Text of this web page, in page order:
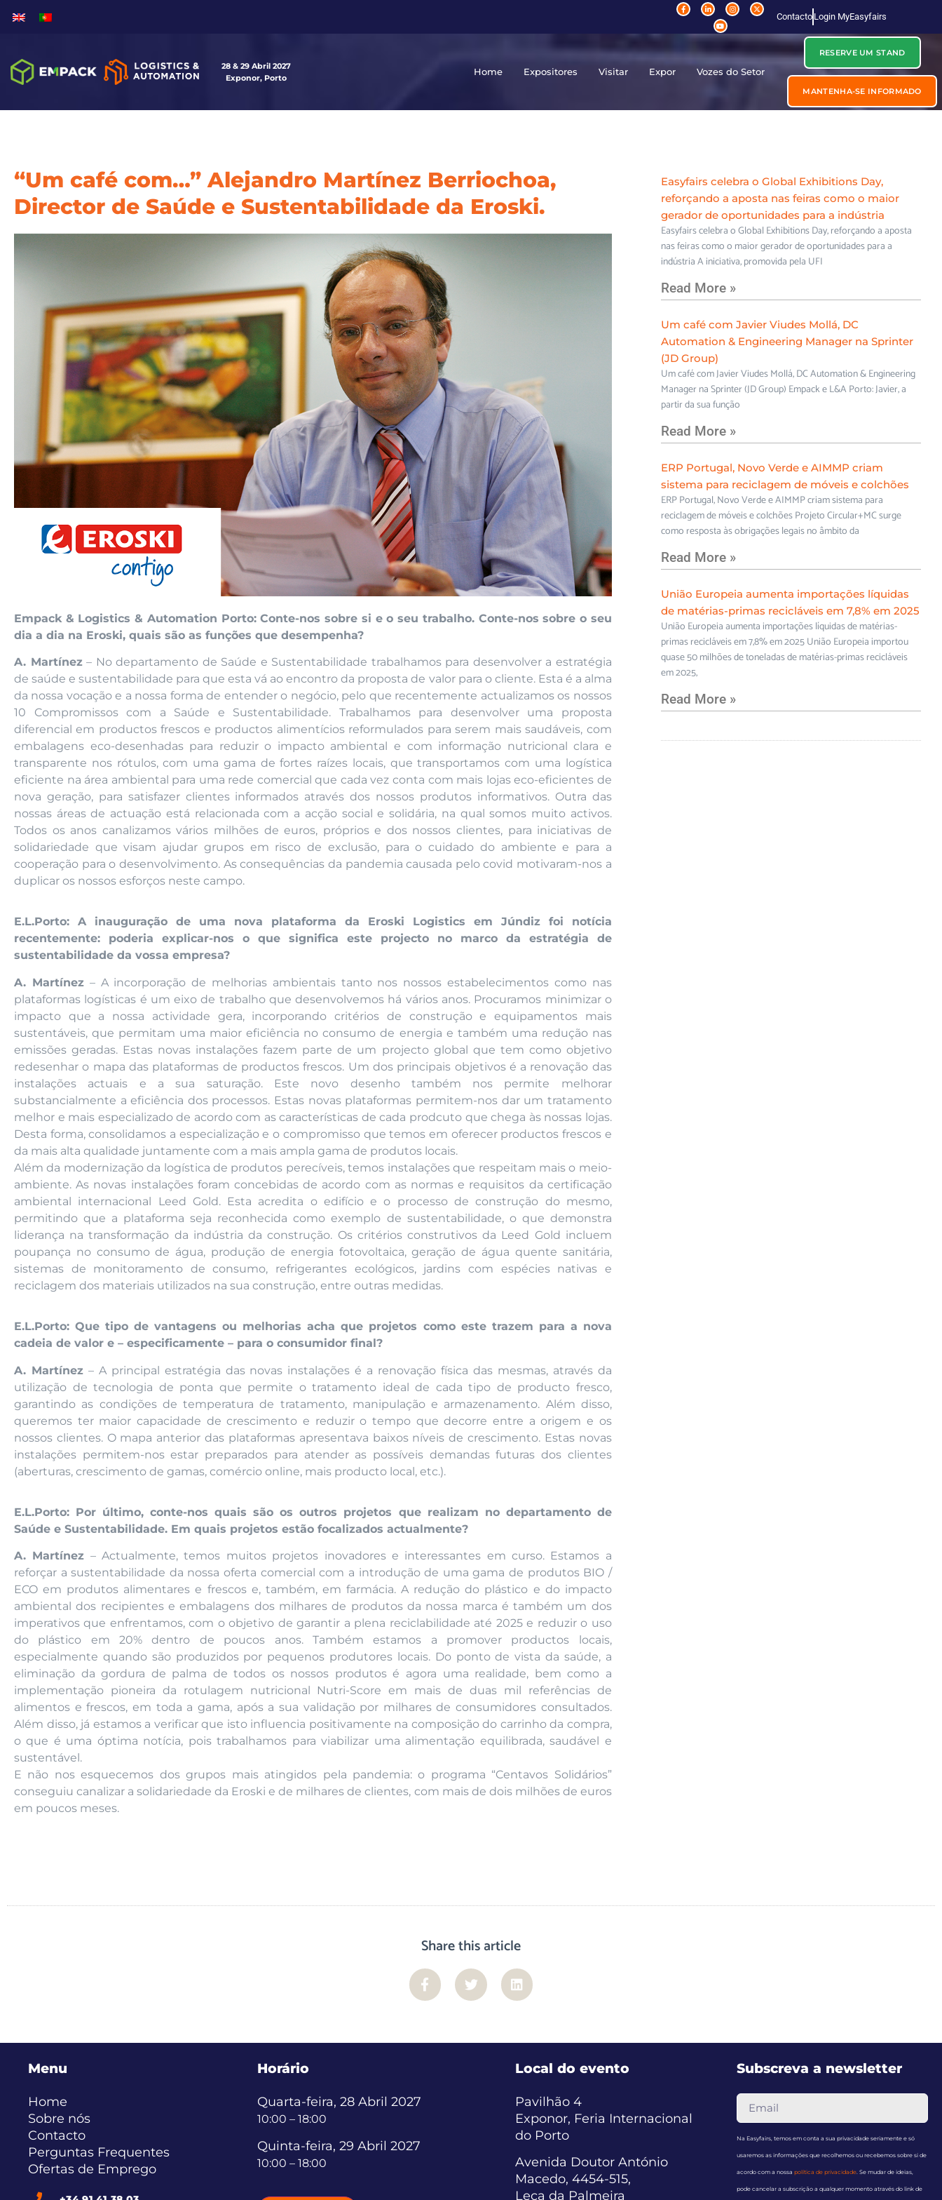
Contacto Login MyEasyfairs
28 & 29 Abril 2027
Exponor, Porto
Home Expositores Visitar Expor Vozes do Setor
RESERVE UM STAND
MANTENHA-SE INFORMADO
“Um café com…” Alejandro Martínez Berriochoa,
Director de Saúde e Sustentabilidade da Eroski.
Empack & Logistics & Automation Porto: Conte-nos sobre si e o seu trabalho. Conte-nos sobre o seu
dia a dia na Eroski, quais são as funções que desempenha?
A. Martínez– No departamento de Saúde e Sustentabilidade trabalhamos para desenvolver a estratégia
de saúde e sustentabilidade para que esta vá ao encontro da proposta de valor para o cliente. Esta é a alma
da nossa vocação e a nossa forma de entender o negócio, pelo que recentemente actualizamos os nossos
10 Compromissos com a Saúde e Sustentabilidade. Trabalhamos para desenvolver uma proposta
diferencial em productos frescos e productos alimentícios reformulados para serem mais saudáveis, com
embalagens eco-desenhadas para reduzir o impacto ambiental e com informação nutricional clara e
transparente nos rótulos, com uma gama de fortes raízes locais, que transportamos com uma logística
eficiente na área ambiental para uma rede comercial que cada vez conta com mais lojas eco-eficientes de
nova geração, para satisfazer clientes informados através dos nossos produtos informativos. Outra das
nossas áreas de actuação está relacionada com a acção social e solidária, na qual somos muito activos.
Todos os anos canalizamos vários milhões de euros, próprios e dos nossos clientes, para iniciativas de
solidariedade que visam ajudar grupos em risco de exclusão, para o cuidado do ambiente e para a
cooperação para o desenvolvimento. As consequências da pandemia causada pelo covid motivaram-nos a
duplicar os nossos esforços neste campo.
E.L.Porto: A inauguração de uma nova plataforma da Eroski Logistics em Júndiz foi notícia
recentemente: poderia explicar-nos o que significa este projecto no marco da estratégia de
sustentabilidade da vossa empresa?
A. Martínez– A incorporação de melhorias ambientais tanto nos nossos estabelecimentos como nas
plataformas logísticas é um eixo de trabalho que desenvolvemos há vários anos. Procuramos minimizar o
impacto que a nossa actividade gera, incorporando critérios de construção e equipamentos mais
sustentáveis, que permitam uma maior eficiência no consumo de energia e também uma redução nas
emissões geradas. Estas novas instalações fazem parte de um projecto global que tem como objetivo
redesenhar o mapa das plataformas de productos frescos. Um dos principais objetivos é a renovação das
instalações actuais e a sua saturação. Este novo desenho também nos permite melhorar
substancialmente a eficiência dos processos. Estas novas plataformas permitem-nos dar um tratamento
melhor e mais especializado de acordo com as características de cada prodcuto que chega às nossas lojas.
Desta forma, consolidamos a especialização e o compromisso que temos em oferecer productos frescos e
da mais alta qualidade juntamente com a mais ampla gama de produtos locais.
Além da modernização da logística de produtos perecíveis, temos instalações que respeitam mais o meio-
ambiente. As novas instalações foram concebidas de acordo com as normas e requisitos da certificação
ambiental internacional Leed Gold. Esta acredita o edifício e o processo de construção do mesmo,
permitindo que a plataforma seja reconhecida como exemplo de sustentabilidade, o que demonstra
liderança na transformação da indústria da construção. Os critérios construtivos da Leed Gold incluem
poupança no consumo de água, produção de energia fotovoltaica, geração de água quente sanitária,
sistemas de monitoramento de consumo, refrigerantes ecológicos, jardins com espécies nativas e
reciclagem dos materiais utilizados na sua construção, entre outras medidas.
E.L.Porto: Que tipo de vantagens ou melhorias acha que projetos como este trazem para a nova
cadeia de valor e – especificamente – para o consumidor final?
A. Martínez– A principal estratégia das novas instalações é a renovação física das mesmas, através da
utilização de tecnologia de ponta que permite o tratamento ideal de cada tipo de producto fresco,
garantindo as condições de temperatura de tratamento, manipulação e armazenamento. Além disso,
queremos ter maior capacidade de crescimento e reduzir o tempo que decorre entre a origem e os
nossos clientes. O mapa anterior das plataformas apresentava baixos níveis de crescimento. Estas novas
instalações permitem-nos estar preparados para atender as possíveis demandas futuras dos clientes
(aberturas, crescimento de gamas, comércio online, mais producto local, etc.).
E.L.Porto: Por último, conte-nos quais são os outros projetos que realizam no departamento de
Saúde e Sustentabilidade. Em quais projetos estão focalizados actualmente?
A. Martínez – Actualmente, temos muitos projetos inovadores e interessantes em curso. Estamos a
reforçar a sustentabilidade da nossa oferta comercial com a introdução de uma gama de produtos BIO /
ECO em produtos alimentares e frescos e, também, em farmácia. A redução do plástico e do impacto
ambiental dos recipientes e embalagens dos milhares de produtos da nossa marca é também um dos
imperativos que enfrentamos, com o objetivo de garantir a plena reciclabilidade até 2025 e reduzir o uso
do plástico em 20% dentro de poucos anos. Também estamos a promover productos locais,
especialmente quando são produzidos por pequenos produtores locais. Do ponto de vista da saúde, a
eliminação da gordura de palma de todos os nossos produtos é agora uma realidade, bem como a
implementação pioneira da rotulagem nutricional Nutri-Score em mais de duas mil referências de
alimentos e frescos, em toda a gama, após a sua validação por milhares de consumidores consultados.
Além disso, já estamos a verificar que isto influencia positivamente na composição do carrinho da compra,
o que é uma óptima notícia, pois trabalhamos para viabilizar uma alimentação equilibrada, saudável e
sustentável.
E não nos esquecemos dos grupos mais atingidos pela pandemia: o programa “Centavos Solidários”
conseguiu canalizar a solidariedade da Eroski e de milhares de clientes, com mais de dois milhões de euros
em poucos meses.
Easyfairs celebra o Global Exhibitions Day,
reforçando a aposta nas feiras como o maior
gerador de oportunidades para a indústria
Easyfairs celebra o Global Exhibitions Day, reforçando a aposta
nas feiras como o maior gerador de oportunidades para a
indústria A iniciativa, promovida pela UFI
Read More »
Um café com Javier Viudes Mollá, DC
Automation & Engineering Manager na Sprinter
(JD Group)
Um café com Javier Viudes Mollá, DC Automation & Engineering
Manager na Sprinter (JD Group) Empack e L&A Porto: Javier, a
partir da sua função
Read More »
ERP Portugal, Novo Verde e AIMMP criam
sistema para reciclagem de móveis e colchões
ERP Portugal, Novo Verde e AIMMP criam sistema para
reciclagem de móveis e colchões Projeto Circular+MC surge
como resposta às obrigações legais no âmbito da
Read More »
União Europeia aumenta importações líquidas
de matérias-primas recicláveis em 7,8% em 2025
União Europeia aumenta importações líquidas de matérias-
primas recicláveis em 7,8% em 2025 União Europeia importou
quase 50 milhões de toneladas de matérias-primas recicláveis
em 2025,
Read More »
Share this article
Menu
Home
Sobre nós
Contacto
Perguntas Frequentes
Ofertas de Emprego
Horário
Quarta-feira, 28 Abril 2027
10:00 – 18:00
Quinta-feira, 29 Abril 2027
10:00 – 18:00
Local do evento
Pavilhão 4
Exponor, Feria Internacional
do Porto
Avenida Doutor António
Macedo, 4454-515,
Leça da Palmeira
Subscreva a newsletter
Na Easyfairs, temos em conta a sua privacidade seriamente e só
usaremos as informações que recolhemos ou recebemos sobre si de
acordo com a nossa política de privacidade. Se mudar de ideias,
pode cancelar a subscrição a qualquer momento através do link de